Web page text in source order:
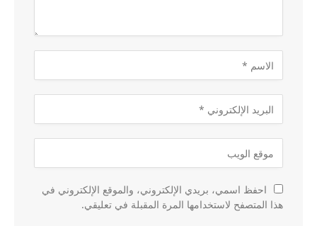
احفظ اسمي، بريدي الإلكتروني، والموقع الإلكتروني في
هذا المتصفح لاستخدامها المرة المقبلة في تعليقي.